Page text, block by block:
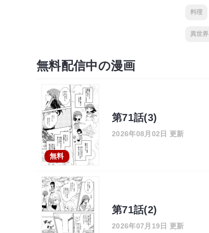
料理
異世界
無料配信中の漫画
無料
第71話(3)
2026年08月02日 更新
第71話(2)
2026年07月19日 更新